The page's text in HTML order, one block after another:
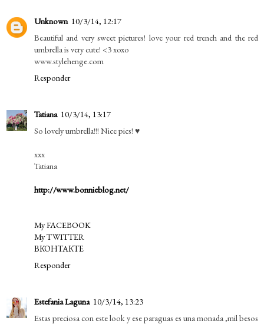
Unknown 10/3/14, 12:17
Beautiful and very sweet pictures! love your red trench and the red
umbrella is very cute! <3 xoxo
www.stylehenge.com
Responder
Tatiana 10/3/14, 13:17
So lovely umbrella!!! Nice pics! ♥
xxx
Tatiana
http://www.bonnieblog.net/
My FACEBOOK
My TWITTER
ВКОНТАКТЕ
Responder
Estefania Laguna 10/3/14, 13:23
Estas preciosa con este look y ese paraguas es una monada ,mil besos